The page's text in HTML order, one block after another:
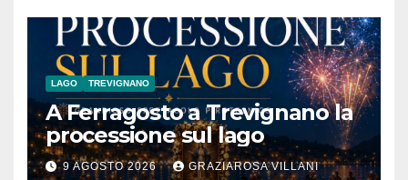
LAGO TREVIGNANO
A Ferragosto a Trevignano la
processione sul lago
9 AGOSTO 2026 GRAZIAROSA VILLANI